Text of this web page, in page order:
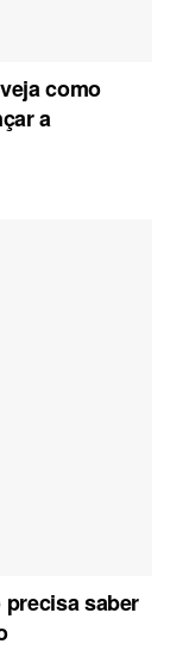
como
a
saber